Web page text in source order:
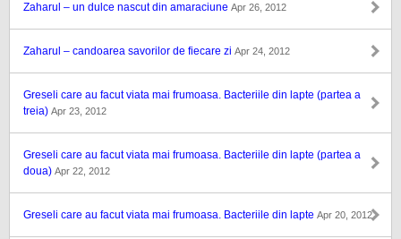
Zaharul – un dulce nascut din amaraciune Apr 26, 2012
Zaharul – candoarea savorilor de fiecare zi Apr 24, 2012
Greseli care au facut viata mai frumoasa. Bacteriile din lapte (partea a
treia) Apr 23, 2012
Greseli care au facut viata mai frumoasa. Bacteriile din lapte (partea a
doua) Apr 22, 2012
Greseli care au facut viata mai frumoasa. Bacteriile din lapte Apr 20, 2012